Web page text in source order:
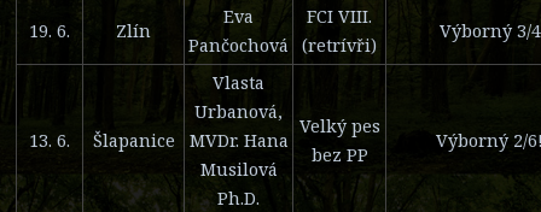
19. 6. Zlín
Eva
Pančochová
FCI VIII.
(retrívři)
Výborný 3/4
13. 6. Šlapanice
Vlasta
Urbanová,
MVDr. Hana
Musilová
Ph.D.
Velký pes
bez PP
Výborný 2/